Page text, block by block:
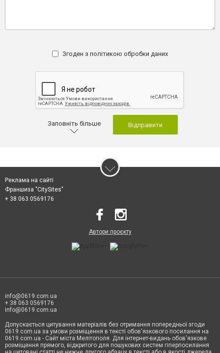
Згоден з політикою обробки даних
Заповніть більше Відправити
Реклама на сайті
Франшиза "CitySites"
+ 38 063 0569176
Автори проєкту
info@0619.com.ua
+ 38 063 0569176
info@0619.com.ua
Допускається цитування матеріалів без отримання попередньої згоди
0619.com.ua за умови розміщення в тексті обов'язкового посилання на
0619.com.ua - Сайт міста Мелітополя. Для інтернет-видань обов'язкове
розміщення прямого, відкритого для пошукових систем гіперпосилання